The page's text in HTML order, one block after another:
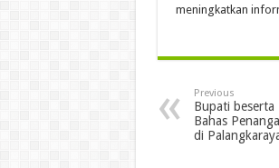
meningkatkan
Previous
Bupati beserta
Bahas
di